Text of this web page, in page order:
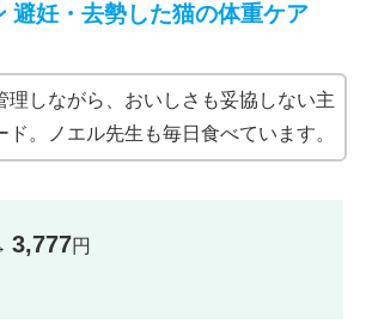
避妊・去勢した猫の体重ケア
理しながら、おいしさも妥協しない主
ド。ノエル先生も毎日食べています。
3,777円